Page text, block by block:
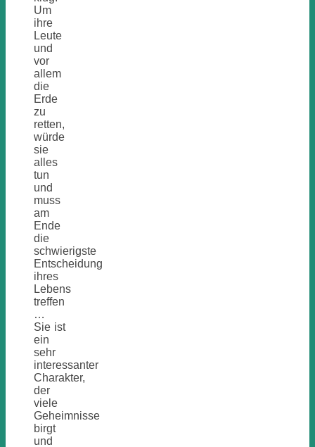
Um
ihre
Leute
und
vor
allem
die
Erde
zu
retten,
würde
sie
alles
tun
und
muss
am
Ende
die
schwierigste
Entscheidung
ihres
Lebens
treffen
…
Sie ist
ein
sehr
interessanter
Charakter,
der
viele
Geheimnisse
birgt
und